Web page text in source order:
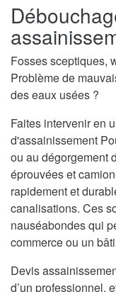
Fosses sceptiques,
Problème de
des eaux usées ?
Faites intervenir en
d'assainissement
ou au dégorgement
éprouvées et
rapidement et
canalisations. Ces
nauséabondes qui
commerce ou un
Devis
d’un professionnel,